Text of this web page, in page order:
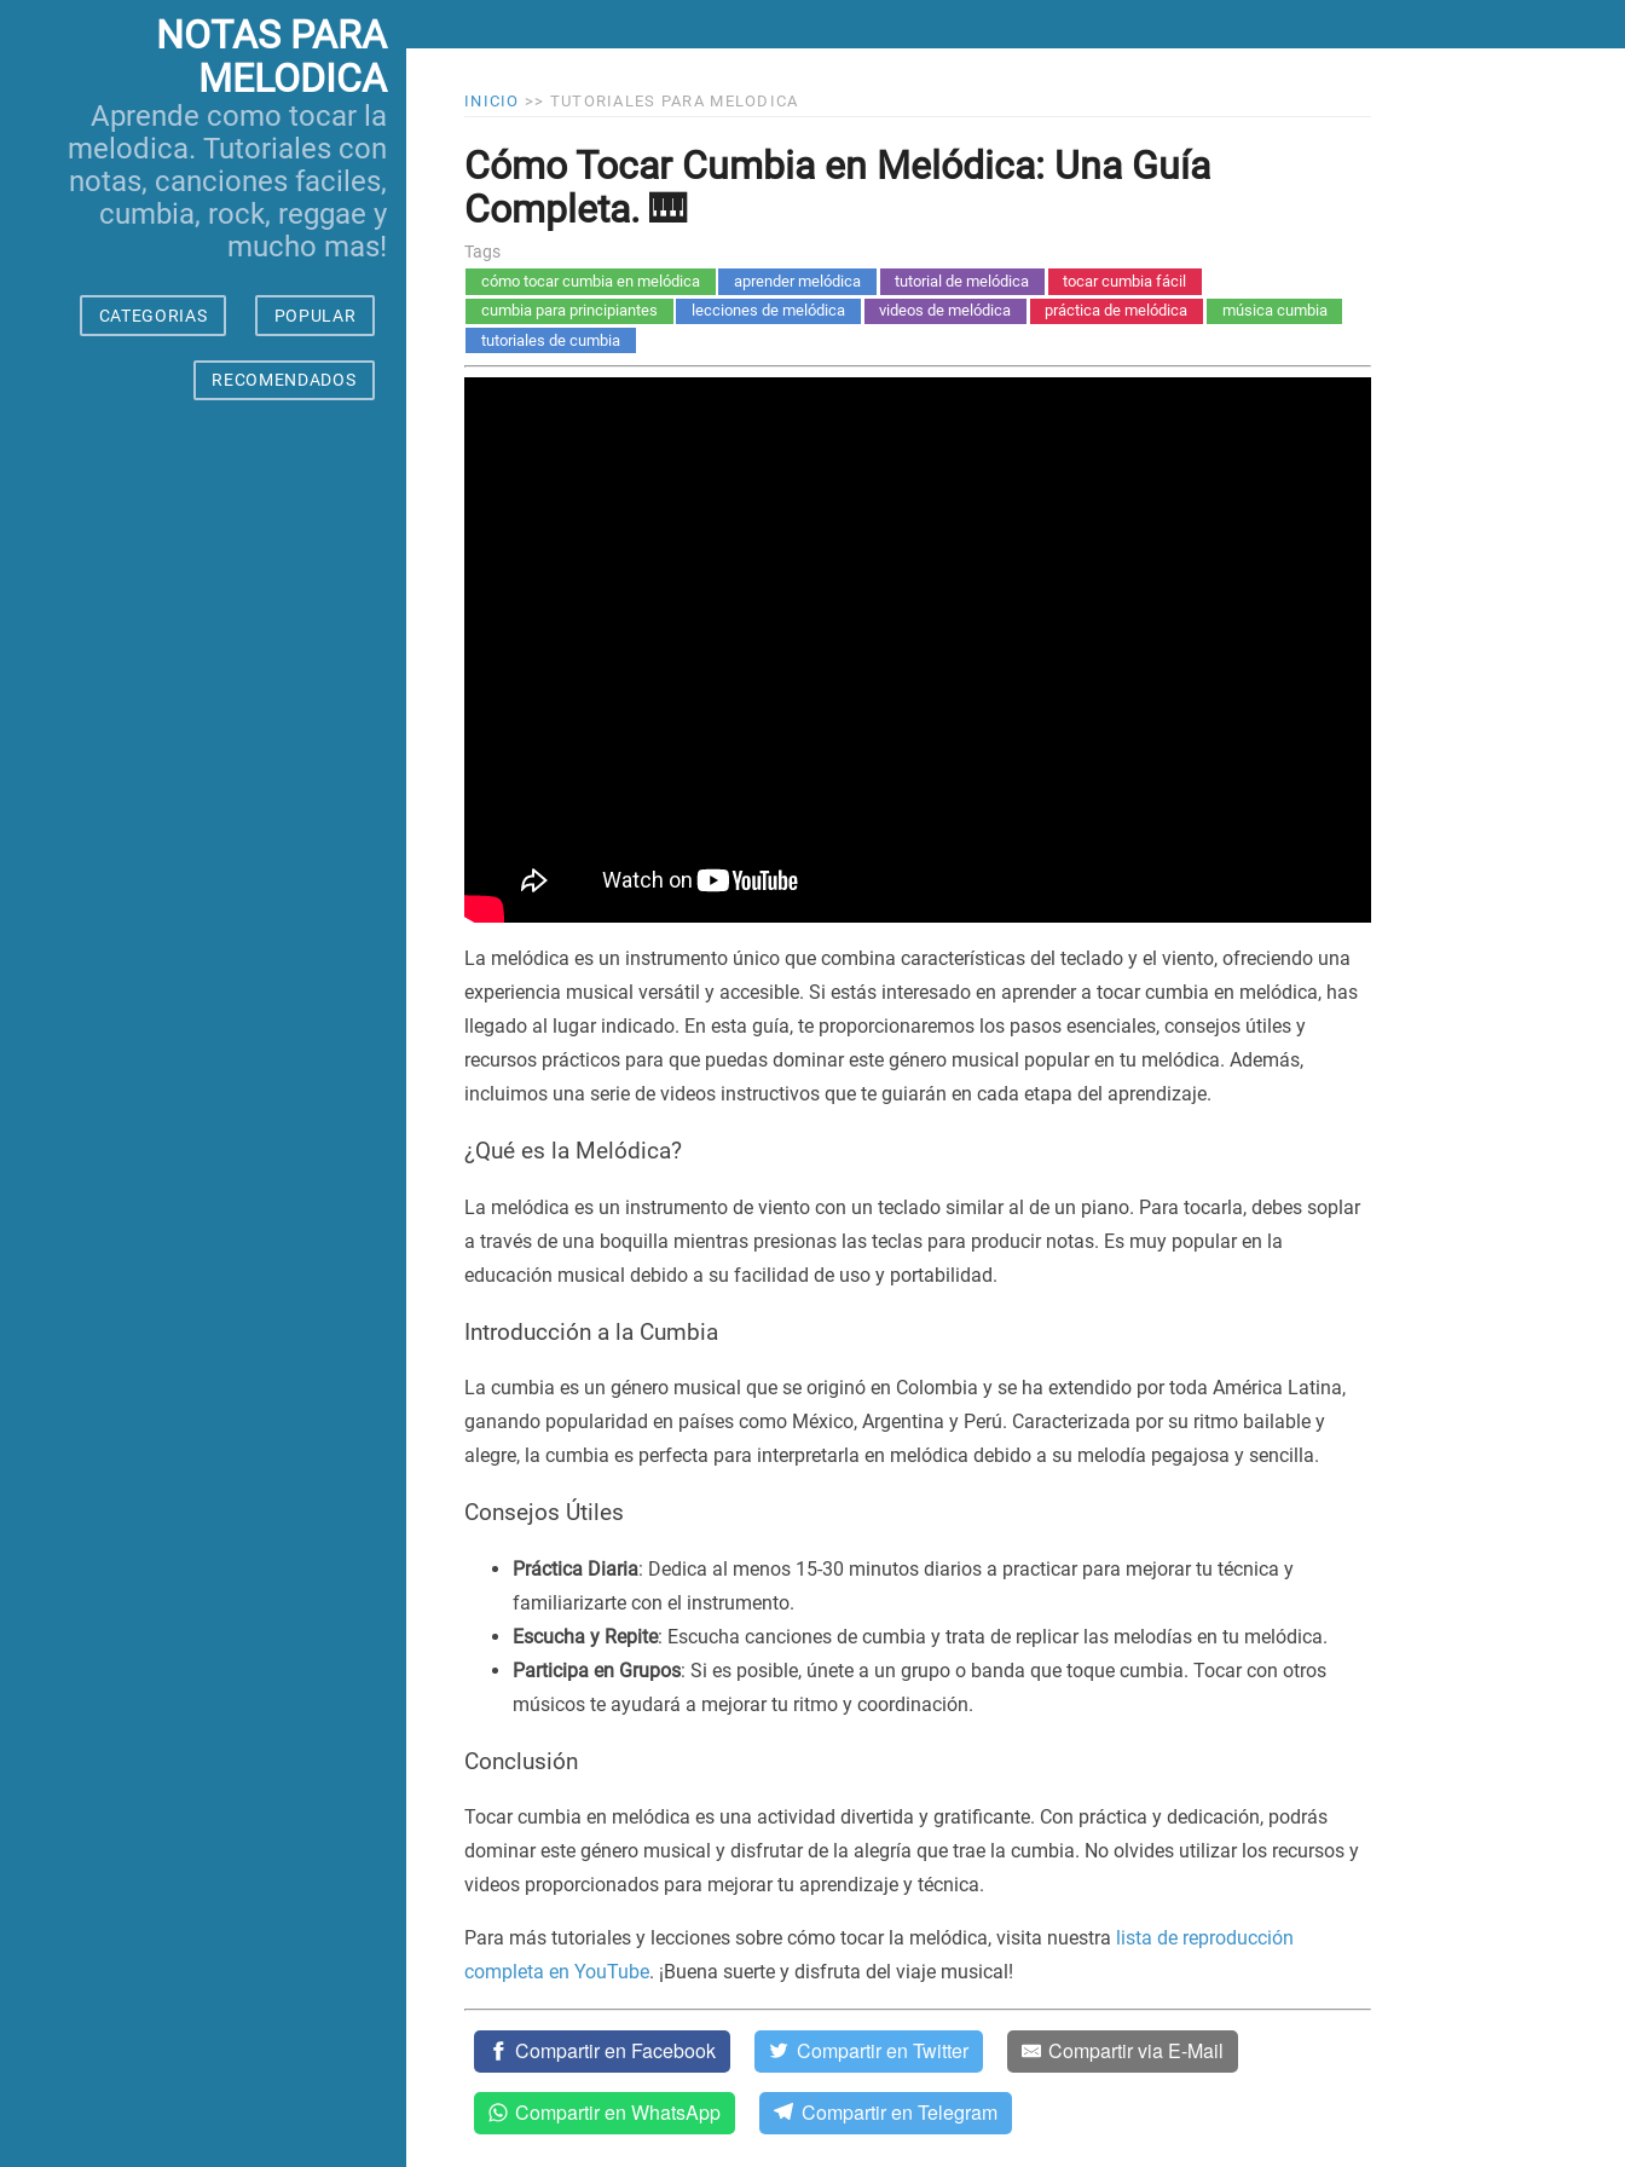
NOTAS PARA
MELODICA
Aprende como tocar la
melodica. Tutoriales con
notas, canciones faciles,
cumbia, rock, reggae y
mucho mas!
CATEGORIAS POPULAR
RECOMENDADOS
INICIO >> TUTORIALES PARA MELODICA
Cómo Tocar Cumbia en Melódica: Una Guía
Completa. 🎹
Tags
cómo tocar cumbia en melódica aprender melódica tutorial de melódica
tocar cumbia fácil
cumbia para principiantes
lecciones de melódica videos de melódica práctica de melódica
música cumbia
tutoriales de cumbia
La melódica es un instrumento único que combina características del teclado y el viento, ofreciendo una
experiencia musical versátil y accesible. Si estás interesado en aprender a tocar cumbia en melódica, has
llegado al lugar indicado. En esta guía, te proporcionaremos los pasos esenciales, consejos útiles y
recursos prácticos para que puedas dominar este género musical popular en tu melódica. Además,
incluimos una serie de videos instructivos que te guiarán en cada etapa del aprendizaje.
¿Qué es la Melódica?
La melódica es un instrumento de viento con un teclado similar al de un piano. Para tocarla, debes soplar
a través de una boquilla mientras presionas las teclas para producir notas. Es muy popular en la
educación musical debido a su facilidad de uso y portabilidad.
Introducción a la Cumbia
La cumbia es un género musical que se originó en Colombia y se ha extendido por toda América Latina,
ganando popularidad en países como México, Argentina y Perú. Caracterizada por su ritmo bailable y
alegre, la cumbia es perfecta para interpretarla en melódica debido a su melodía pegajosa y sencilla.
Consejos Útiles
Práctica Diaria: Dedica al menos 15-30 minutos diarios a practicar para mejorar tu técnica y
familiarizarte con el instrumento.
Escucha y Repite: Escucha canciones de cumbia y trata de replicar las melodías en tu melódica.
Participa en Grupos: Si es posible, únete a un grupo o banda que toque cumbia. Tocar con otros
músicos te ayudará a mejorar tu ritmo y coordinación.
Conclusión
Tocar cumbia en melódica es una actividad divertida y gratificante. Con práctica y dedicación, podrás
dominar este género musical y disfrutar de la alegría que trae la cumbia. No olvides utilizar los recursos y
videos proporcionados para mejorar tu aprendizaje y técnica.
Para más tutoriales y lecciones sobre cómo tocar la melódica, visita nuestra lista de reproducción
completa en YouTube. ¡Buena suerte y disfruta del viaje musical!
Compartir en Facebook Compartir en Twitter Compartir via E-Mail
Compartir en WhatsApp Compartir en Telegram